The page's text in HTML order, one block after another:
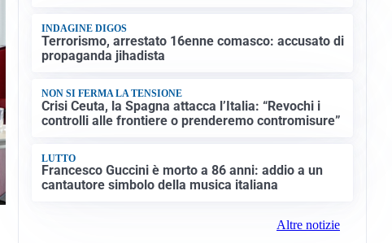
INDAGINE DIGOS
Terrorismo, arrestato 16enne comasco: accusato di
propaganda jihadista
NON SI FERMA LA TENSIONE
Crisi Ceuta, la Spagna attacca l’Italia: “Revochi i
controlli alle frontiere o prenderemo contromisure”
LUTTO
Francesco Guccini è morto a 86 anni: addio a un
cantautore simbolo della musica italiana
Altre notizie